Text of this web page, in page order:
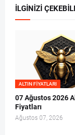
İLGINIZI
ALTIN FIYATLARI
07 Ağustos 2026
Fiyatları
Ağustos 07, 2026